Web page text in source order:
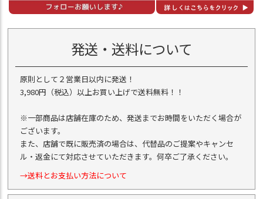
発送・送料について
原則として２営業日以内に発送！
3,980円（税込）以上お買い上げで送料無料！！
※一部商品は店舗在庫のため、発送までお時間をいただく場合が
ございます。
また、店舗で既に販売済の場合は、代替品のご提案やキャンセ
ル・返金にて対応させていただきます。何卒ご了承ください。
→送料とお支払い方法について